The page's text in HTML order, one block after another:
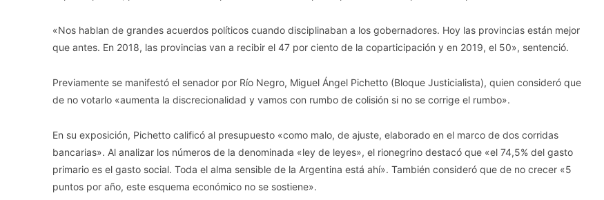
«Nos hablan de grandes acuerdos políticos cuando disciplinaban a los gobernadores. Hoy las provincias están mejor
que antes. En 2018, las provincias van a recibir el 47 por ciento de la coparticipación y en 2019, el 50», sentenció.
Previamente se manifestó el senador por Río Negro, Miguel Ángel Pichetto (Bloque Justicialista), quien consideró que
de no votarlo «aumenta la discrecionalidad y vamos con rumbo de colisión si no se corrige el rumbo».
En su exposición, Pichetto calificó al presupuesto «como malo, de ajuste, elaborado en el marco de dos corridas
bancarias». Al analizar los números de la denominada «ley de leyes», el rionegrino destacó que «el 74,5% del gasto
primario es el gasto social. Toda el alma sensible de la Argentina está ahí». También consideró que de no crecer «5
puntos por año, este esquema económico no se sostiene».